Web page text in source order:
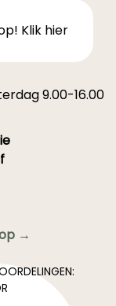
Klik hier
9.00-16.00
→